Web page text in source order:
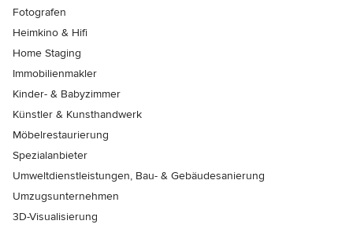
Fotografen
Heimkino & Hifi
Home Staging
Immobilienmakler
Kinder- & Babyzimmer
Künstler & Kunsthandwerk
Möbelrestaurierung
Spezialanbieter
Umweltdienstleistungen, Bau- & Gebäudesanierung
Umzugsunternehmen
3D-Visualisierung